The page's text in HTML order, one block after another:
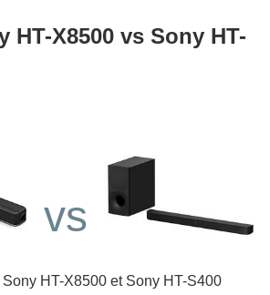
HT-X8500 vs Sony HT-
vs
HT-X8500 et Sony HT-S400